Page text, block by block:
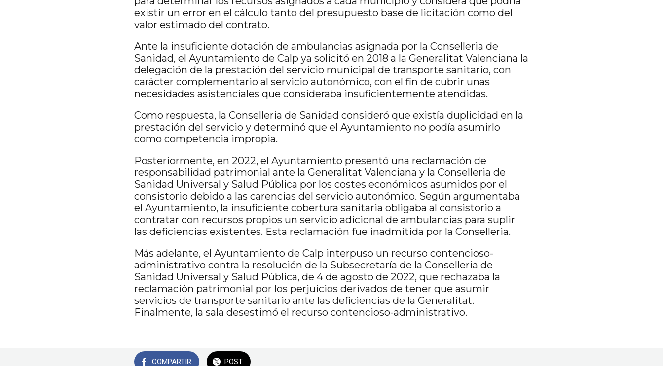
existir un error en el cálculo tanto del presupuesto base de licitación como del
valor estimado del contrato.
Ante la insuficiente dotación de ambulancias asignada por la Conselleria de
Sanidad, el Ayuntamiento de Calp ya solicitó en 2018 a la Generalitat Valenciana la
delegación de la prestación del servicio municipal de transporte sanitario, con
carácter complementario al servicio autonómico, con el fin de cubrir unas
necesidades asistenciales que consideraba insuficientemente atendidas.
Como respuesta, la Conselleria de Sanidad consideró que existía duplicidad en la
prestación del servicio y determinó que el Ayuntamiento no podía asumirlo
como competencia impropia.
Posteriormente, en 2022, el Ayuntamiento presentó una reclamación de
responsabilidad patrimonial ante la Generalitat Valenciana y la Conselleria de
Sanidad Universal y Salud Pública por los costes económicos asumidos por el
consistorio debido a las carencias del servicio autonómico. Según argumentaba
el Ayuntamiento, la insuficiente cobertura sanitaria obligaba al consistorio a
contratar con recursos propios un servicio adicional de ambulancias para suplir
las deficiencias existentes. Esta reclamación fue inadmitida por la Conselleria.
Más adelante, el Ayuntamiento de Calp interpuso un recurso contencioso-
administrativo contra la resolución de la Subsecretaría de la Conselleria de
Sanidad Universal y Salud Pública, de 4 de agosto de 2022, que rechazaba la
reclamación patrimonial por los perjuicios derivados de tener que asumir
servicios de transporte sanitario ante las deficiencias de la Generalitat.
Finalmente, la sala desestimó el recurso contencioso-administrativo.
COMPARTIR POST